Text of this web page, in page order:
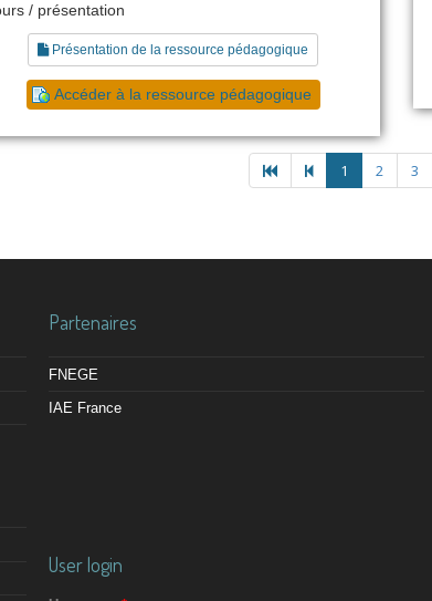
/ présentation
Présentation de la ressource pédagogique
Accéder à la ressource pédagogique
1 2 3
Partenaires
FNEGE
IAE France
User login